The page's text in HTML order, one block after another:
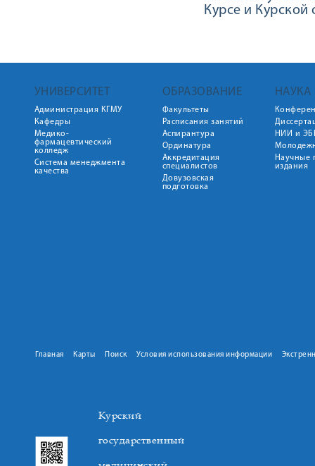
Курсе и Курской
УНИВЕРСИТЕТ
Администрация КГМУ
Кафедры
Медико-
фармацевтический
колледж
Система менеджмента
качества
ОБРАЗОВАНИЕ
Факультеты
Расписания занятий
Аспирантура
Ординатура
Аккредитация
специалистов
Довузовская
подготовка
НАУКА
НИИ и
Научные
издания
Главная Карты Поиск Условия использования информации
Курский
государственный